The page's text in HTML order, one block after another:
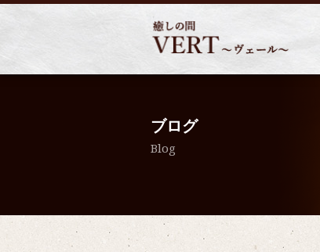
ブログ
Blog